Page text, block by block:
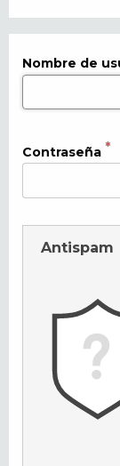
Nombre de
Contraseña
Antispam